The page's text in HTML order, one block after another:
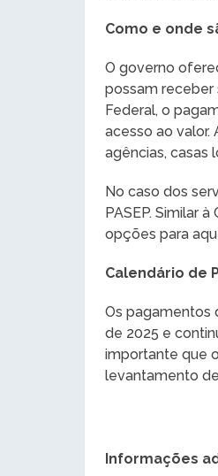
Como e onde
O governo
possam receber
Federal, o
acesso ao valor.
agências, casas
No caso dos
PASEP. Similar
opções para
Calendário de
Os pagamentos
de 2025 e
importante que
levantamento
Informações